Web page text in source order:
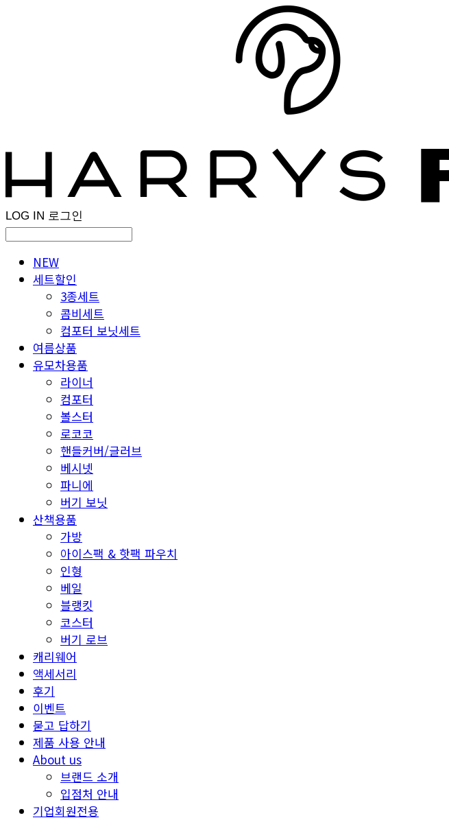
LOG IN 로그인
NEW
세트할인
3종세트
콤비세트
컴포터 보닛세트
여름상품
유모차용품
라이너
컴포터
볼스터
로코코
핸들커버/글러브
베시넷
파니에
버기 보닛
산책용품
가방
아이스팩 & 핫팩 파우치
인형
베일
블랭킷
코스터
버기 로브
캐리웨어
액세서리
후기
이벤트
묻고 답하기
제품 사용 안내
About us
브랜드 소개
입점처 안내
기업회원전용